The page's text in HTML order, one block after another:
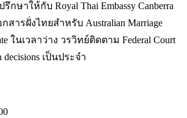
กษาให้กับ Royal Thai Embassy Canberra
สารฝั่งไทยสำหรับ Australian Marriage
ในเวลาว่าง วรวิทย์ติดตาม Federal Court
decisions เป็นประจำ